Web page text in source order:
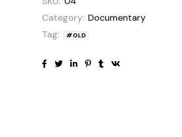
Category: Documentary
Tag:
OLD